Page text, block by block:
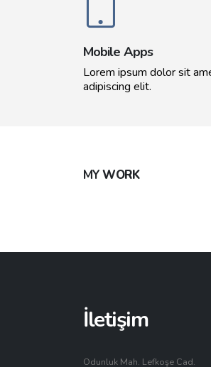
Mobile Apps
Lorem ipsum dolor sit
adipiscing elit.
MYWORK
Large Slider
İletişim
Odunluk Mah. Lefkoşe Cad.